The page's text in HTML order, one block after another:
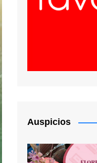
Auspicios